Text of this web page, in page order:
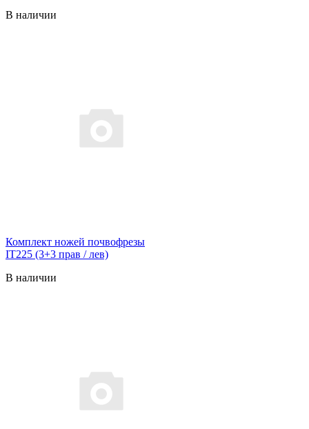
В наличии
Комплект ножей почвофрезы
IT225 (3+3 прав / лев)
В наличии